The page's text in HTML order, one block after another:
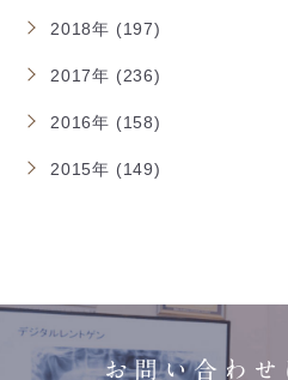
2018年 (197)
2017年 (236)
2016年 (158)
2015年 (149)
お問い合わせ